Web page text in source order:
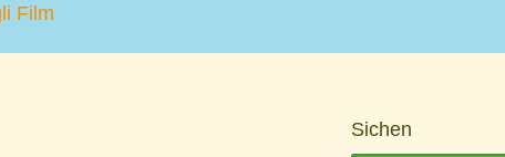
Sichen